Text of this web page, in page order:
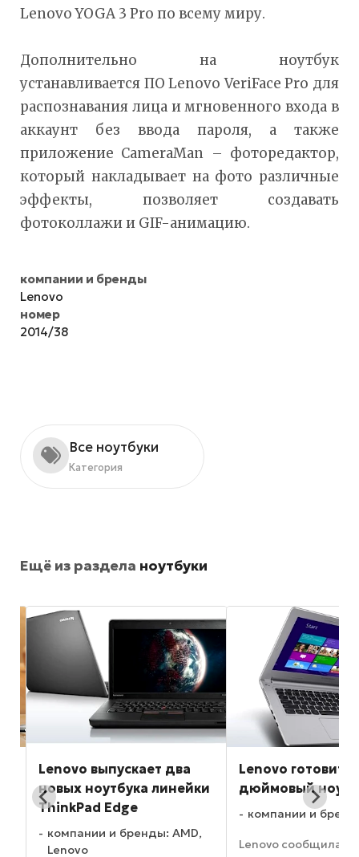
Lenovo YOGA 3 Pro по всему миру.
Дополнительно на ноутбук
устанавливается ПО Lenovo VeriFace Pro для
распознавания лица и мгновенного входа в
аккаунт без ввода пароля, а также
приложение CameraMan – фоторедактор,
который накладывает на фото различные
эффекты, позволяет создавать
фотоколлажи и GIF-анимацию.
компании и бренды
Lenovo
номер
2014/38
Все ноутбуки
Категория
Ещё из раздела ноутбуки
Lenovo выпускает два
новых ноутбука линейки
ThinkPad Edge
компании и бренды: AMD,
Lenovo
Lenovo готовит
дюймовый
компании и
Lenovo сообщила о